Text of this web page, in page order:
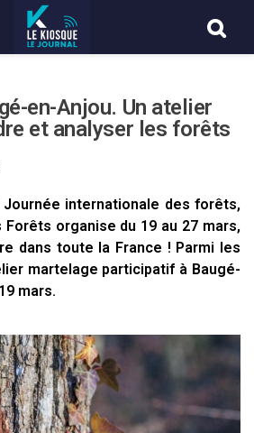
en-Anjou. Un atelier
et analyser les forêts
internationale des forêts,
Forêts organise du 19 au 27 mars,
dans toute la France ! Parmi les
martelage participatif à Baugé-
mars.